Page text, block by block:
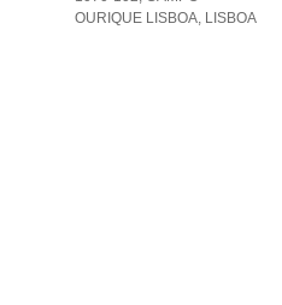
OURIQUE LISBOA, LISBOA